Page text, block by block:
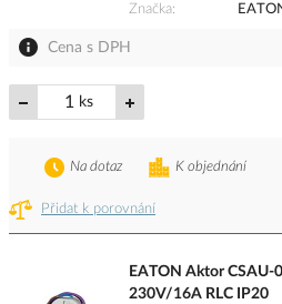
Značka
Cena s DPH
ks
Přidat k porovnání
K objednání
Na dotaz
EATON Aktor CSAU-
230V/16A RLC IP20